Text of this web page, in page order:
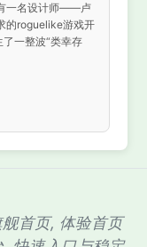
一名设计师——卢
的roguelike游戏开
一整波“类幸存
首页, 体验首页